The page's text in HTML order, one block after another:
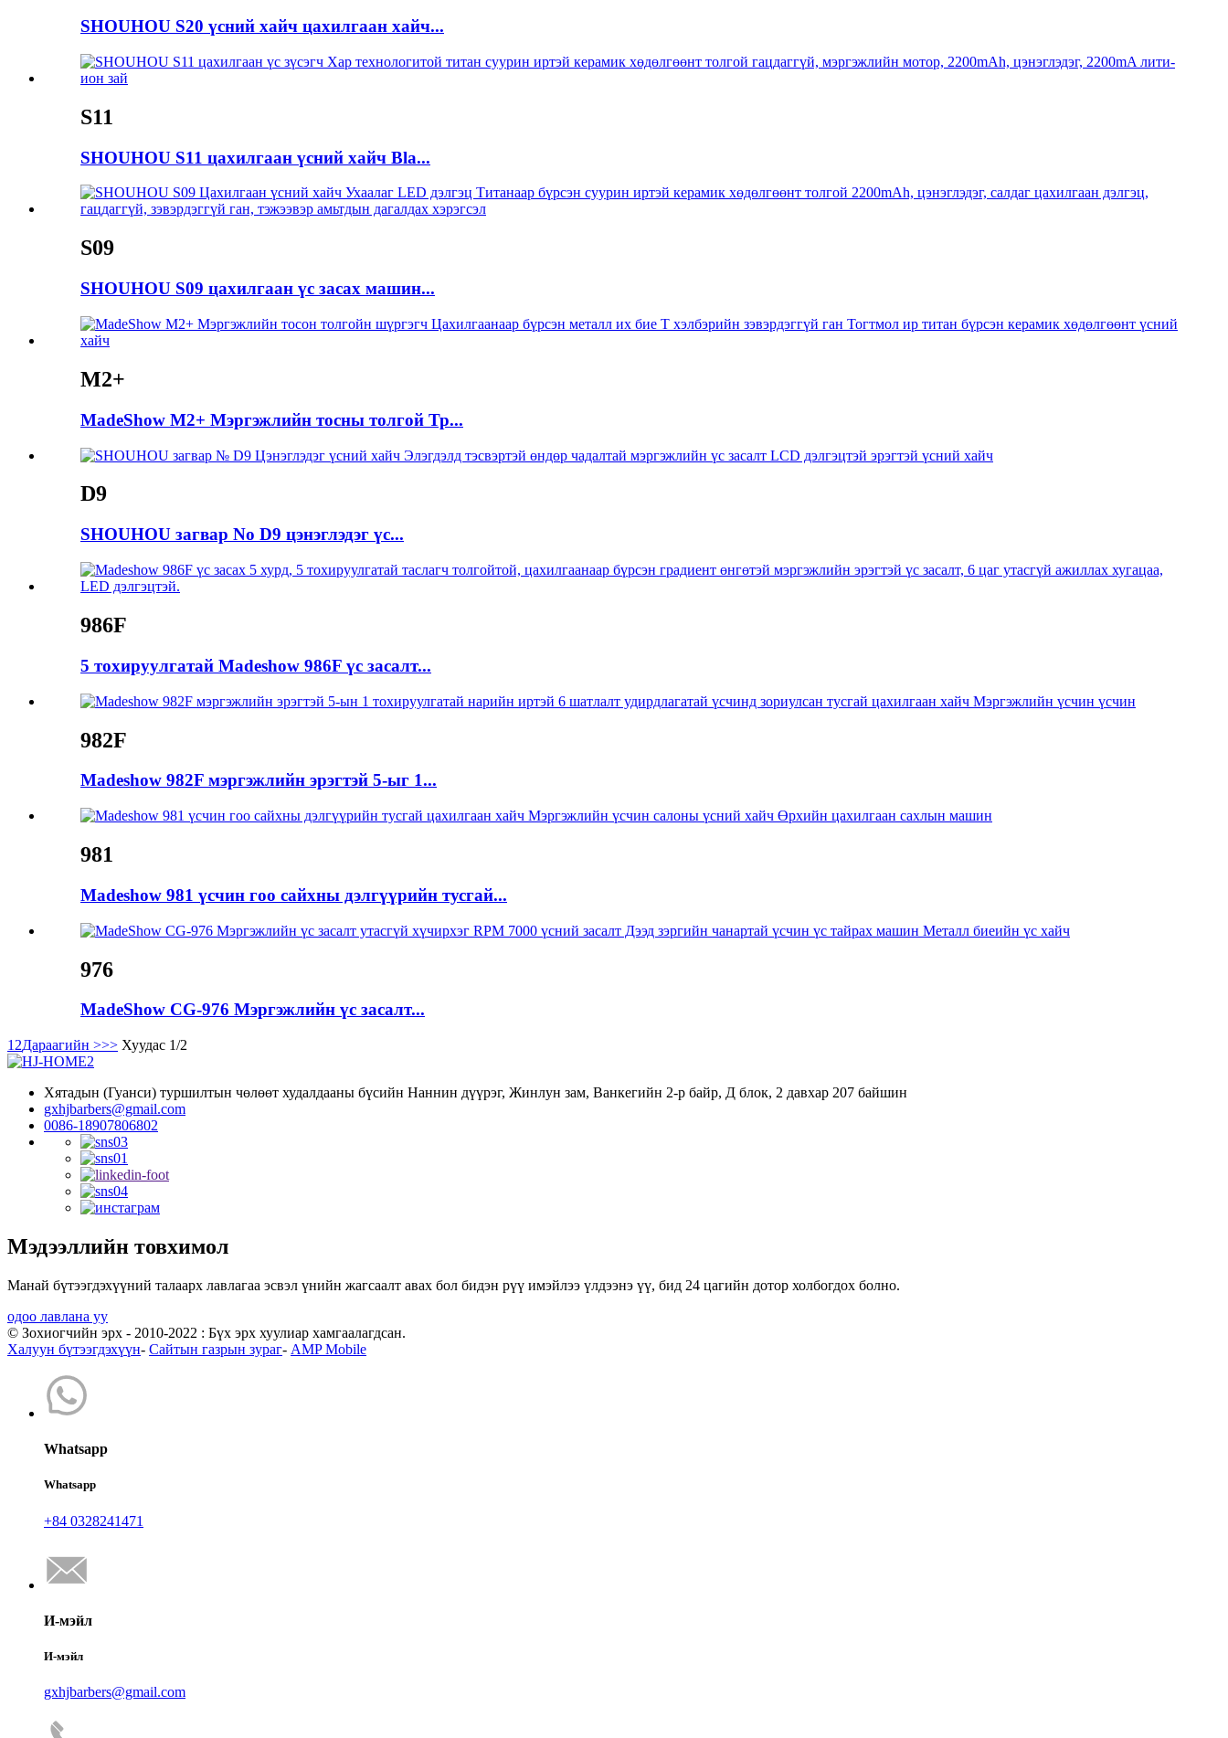
SHOUHOU S20 үсний хайч цахилгаан хайч...
S11
SHOUHOU S11 цахилгаан үсний хайч Bla...
S09
SHOUHOU S09 цахилгаан үс засах машин...
М2+
MadeShow M2+ Мэргэжлийн тосны толгой Тр...
D9
SHOUHOU загвар No D9 цэнэглэдэг үс...
986F
5 тохируулгатай Madeshow 986F үс засалт...
982F
Madeshow 982F мэргэжлийн эрэгтэй 5-ыг 1...
981
Madeshow 981 үсчин гоо сайхны дэлгүүрийн тусгай...
976
MadeShow CG-976 Мэргэжлийн үс засалт...
1 2Дараагийн >>> Хуудас 1/2
Хятадын (Гуанси) туршилтын чөлөөт худалдааны бүсийн Наннин дүүрэг, Жинлун зам, Ванкегийн 2-р байр, Д блок, 2 давхар 207 байшин
gxhjbarbers@gmail.com
0086-18907806802
Мэдээллийн товхимол
Манай бүтээгдэхүүний талаарх лавлагаа эсвэл үнийн жагсаалт авах бол бидэн рүү имэйлээ үлдээнэ үү, бид 24 цагийн дотор холбогдох болно.
одоо лавлана уу
© Зохиогчийн эрх - 2010-2022 : Бүх эрх хуулиар хамгаалагдсан.
Халуун бүтээгдэхүүн- Сайтын газрын зураг- AMP Mobile
Whatsapp
Whatsapp
+84 0328241471
И-мэйл
И-мэйл
gxhjbarbers@gmail.com